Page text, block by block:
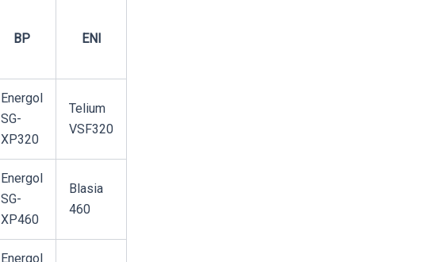
BP ENI
Energol
SG-
XP320
Telium
VSF320
Energol
SG-
XP460
Blasia
460
Energol